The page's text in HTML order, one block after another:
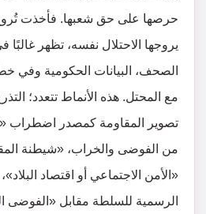
حرصها على حق شعبها. فأخذت
يروجها الاحتلال نفسه، تظهر غالبًا
الصحف، البيانات الحكومية وفي
مع المحتل. هذه الأنماط تتعدد؛
تصوير المقاومة كمصدر اضطراب
من الفوضى والخراب، «شيطنة
«الأمن الاجتماعي أو اقتصاد
الرسمية للسلطة مقابل «الفوضى